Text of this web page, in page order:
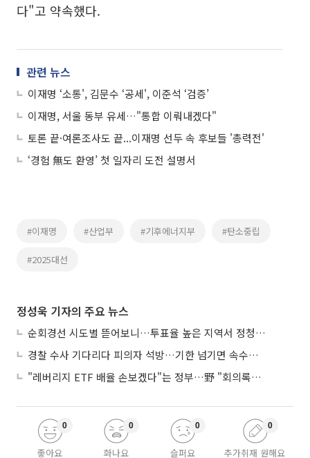
다"고 약속했다.
관련 뉴스
이재명 ‘소통', 김문수 ‘공세', 이준석 ‘검증’
이재명, 서울 동부 유세…"통합 이뤄내겠다"
토론 끝·여론조사도 끝...이재명 선두 속 후보들 '총력전'
‘경험 無도 환영’ 첫 일자리 도전 설명서
#이재명 #산업부 #기후에너지부 #탄소중립
#2025대선
정성욱 기자의 주요 뉴스
순회경선 시도별 뜯어보니…투표율 높은 지역서 정청래 강세
경찰 수사 기다리다 피의자 석방…기한 넘기면 속수무책
"레버리지 ETF 배율 손보겠다"는 정부…野 "회의록부터 내놔야"
좋아요
0
화나요
0
슬퍼요
0
추가취재 원해요
0